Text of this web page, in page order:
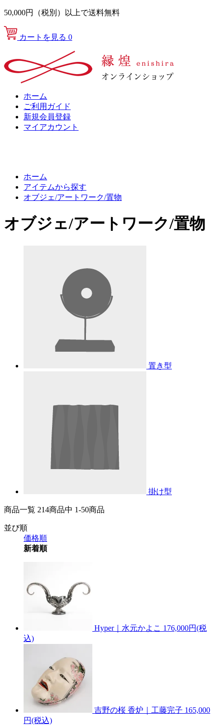
50,000円（税別）以上で送料無料
カートを見る 0
ホーム
ご利用ガイド
新規会員登録
マイアカウント
ホーム
アイテムから探す
オブジェ/アートワーク/置物
オブジェ/アートワーク/置物
置き型
掛け型
商品一覧 214商品中 1-50商品
並び順
価格順
新着順
Hyper｜水元かよこ 176,000円(税
込)
吉野の桜 香炉｜工藤完子 165,000
円(税込)